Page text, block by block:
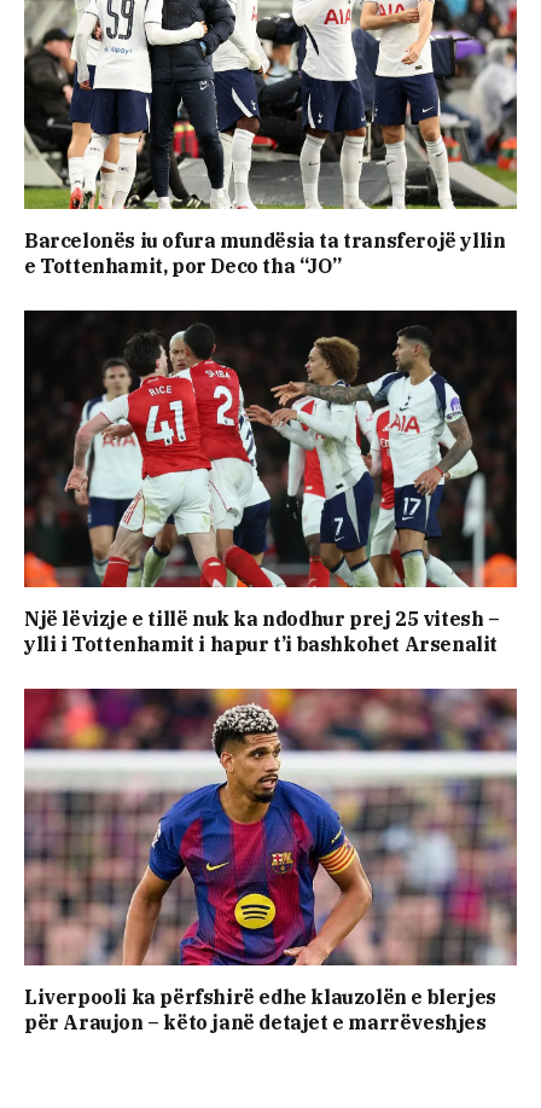
Barcelonës iu ofura mundësia ta transferojë yllin
e Tottenhamit, por Deco tha “JO”
Një lëvizje e tillë nuk ka ndodhur prej 25 vitesh –
ylli i Tottenhamit i hapur t’i bashkohet Arsenalit
Liverpooli ka përfshirë edhe klauzolën e blerjes
për Araujon – këto janë detajet e marrëveshjes